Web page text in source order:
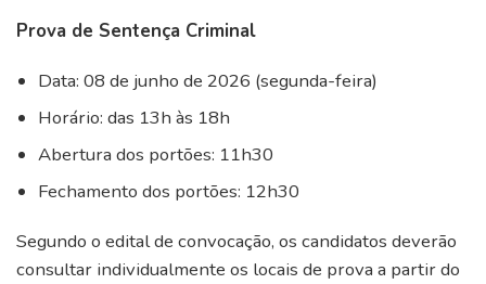
Prova de Sentença Criminal
Data: 08 de junho de 2026 (segunda-feira)
Horário: das 13h às 18h
Abertura dos portões: 11h30
Fechamento dos portões: 12h30
Segundo o edital de convocação, os candidatos deverão
consultar individualmente os locais de prova a partir do